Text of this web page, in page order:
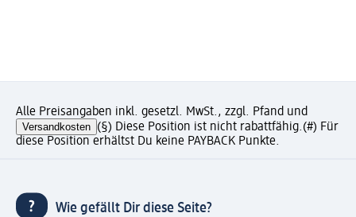
Alle Preisangaben inkl. gesetzl. MwSt., zzgl. Pfand und
Versandkosten (§) Diese Position ist nicht rabattfähig.(#) Für
diese Position erhältst Du keine PAYBACK Punkte.
Wie gefällt Dir diese Seite?